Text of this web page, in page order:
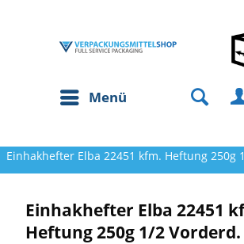
Menü
Einhakhefter Elba 22451 kfm. Heftung 250g
Einhakhefter Elba 22451
Heftung 250g 1/2